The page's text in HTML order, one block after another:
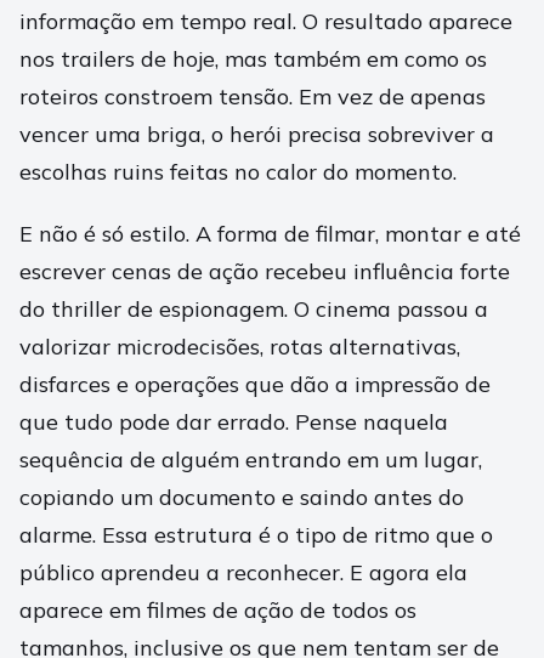
informação em tempo real. O resultado aparece
nos trailers de hoje, mas também em como os
roteiros constroem tensão. Em vez de apenas
vencer uma briga, o herói precisa sobreviver a
escolhas ruins feitas no calor do momento.
E não é só estilo. A forma de filmar, montar e até
escrever cenas de ação recebeu influência forte
do thriller de espionagem. O cinema passou a
valorizar microdecisões, rotas alternativas,
disfarces e operações que dão a impressão de
que tudo pode dar errado. Pense naquela
sequência de alguém entrando em um lugar,
copiando um documento e saindo antes do
alarme. Essa estrutura é o tipo de ritmo que o
público aprendeu a reconhecer. E agora ela
aparece em filmes de ação de todos os
tamanhos, inclusive os que nem tentam ser de